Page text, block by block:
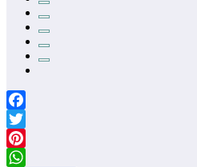
Facebook
Twitter
Pinterest